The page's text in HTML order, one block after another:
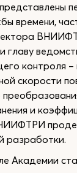
времени,
главу
контроля –
скорости
и
разработки.
Академии